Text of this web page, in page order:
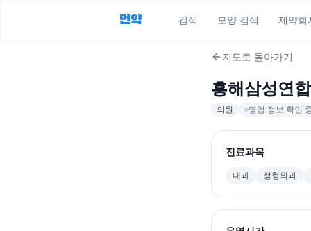
먼약 검색 모양 검색 제약회
지도로 돌아가기
흥해삼성연
의원 영업 정보 확인
진료과목
내과 정형외과